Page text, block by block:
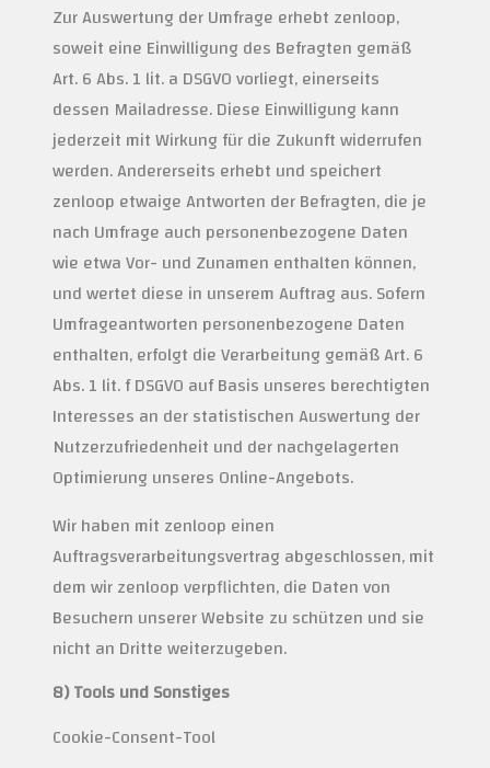
Zur Auswertung der Umfrage erhebt zenloop,
soweit eine Einwilligung des Befragten gemäß
Art. 6 Abs. 1 lit. a DSGVO vorliegt, einerseits
dessen Mailadresse. Diese Einwilligung kann
jederzeit mit Wirkung für die Zukunft widerrufen
werden. Andererseits erhebt und speichert
zenloop etwaige Antworten der Befragten, die je
nach Umfrage auch personenbezogene Daten
wie etwa Vor- und Zunamen enthalten können,
und wertet diese in unserem Auftrag aus. Sofern
Umfrageantworten personenbezogene Daten
enthalten, erfolgt die Verarbeitung gemäß Art. 6
Abs. 1 lit. f DSGVO auf Basis unseres berechtigten
Interesses an der statistischen Auswertung der
Nutzerzufriedenheit und der nachgelagerten
Optimierung unseres Online-Angebots.
Wir haben mit zenloop einen
Auftragsverarbeitungsvertrag abgeschlossen, mit
dem wir zenloop verpflichten, die Daten von
Besuchern unserer Website zu schützen und sie
nicht an Dritte weiterzugeben.
8) Tools und Sonstiges
Cookie-Consent-Tool